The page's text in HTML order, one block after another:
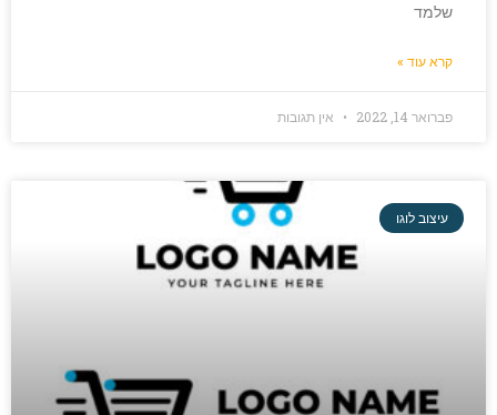
שלמד
קרא עוד »
פברואר 14, 2022 אין תגובות
עיצוב לוגו